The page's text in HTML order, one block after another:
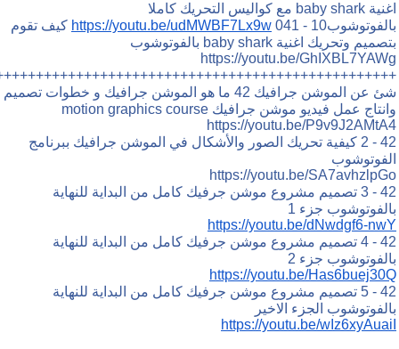
اغنية baby shark مع كواليس التحريك كاملا
بالفوتوشوب
https://youtu.be/udMWBF7Lx9w 041 - 10 كيف تقوم
بتصميم وتحريك اغنية baby shark بالفوتوشوب
https://youtu.be/GhIXBL7YAWg
شئ عن الموشن جرافيك
42 ما هو الموشن جرافيك و خطوات تصميم
وانتاج عمل فيديو موشن جرافيك motion graphics course
https://youtu.be/P9v9J2AMtA4
42 - 2 كيفية تحريك الصور والأشكال في الموشن جرافيك ببرنامج
الفوتوشوب
https://youtu.be/SA7avhzlpGo
42 - 3 تصميم مشروع موشن جرفيك كامل من البداية للنهاية
بالفوتوشوب جزء 1
https://youtu.be/dNwdgf6-nwY
42 - 4 تصميم مشروع موشن جرفيك كامل من البداية للنهاية
بالفوتوشوب جزء 2
https://youtu.be/Has6buej30Q
42 - 5 تصميم مشروع موشن جرفيك كامل من البداية للنهاية
بالفوتوشوب الجزء الاخير
https://youtu.be/wIz6xyAuaiI